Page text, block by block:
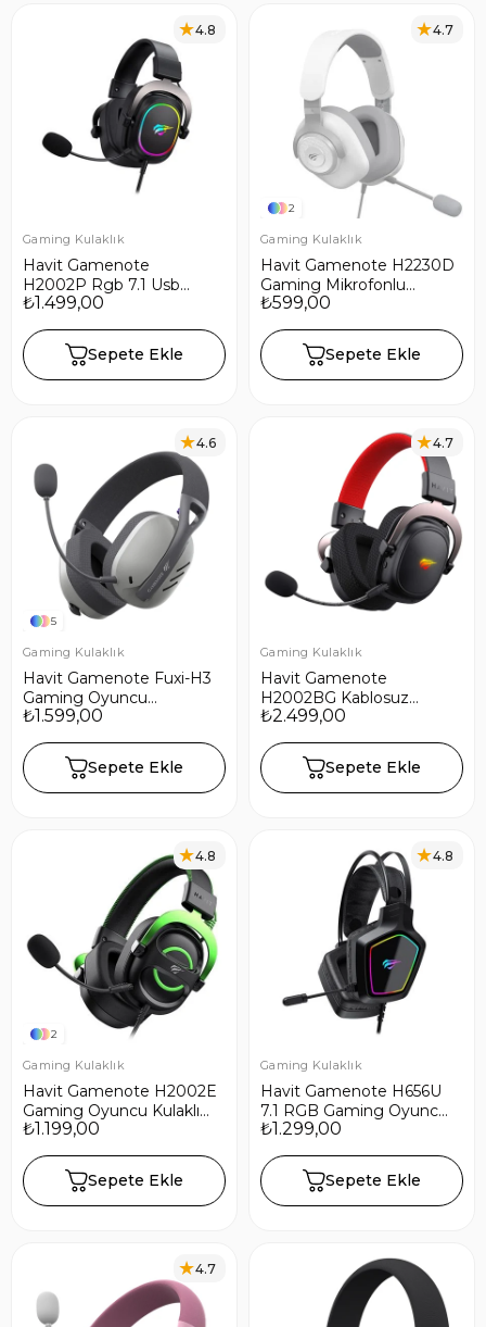
4.8
Gaming Kulaklık
Havit Gamenote
H2002P Rgb 7.1 Usb
Mikrofonlu Siyah Gaming
₺1.499,00
Sepete Ekle
2
4.7
Gaming Kulaklık
Havit Gamenote H2230D
Gaming Mikrofonlu
Oyuncu Kulaklığı 3.5mm
₺599,00
Sepete Ekle
5
4.6
Gaming Kulaklık
Havit Gamenote Fuxi-H3
Gaming Oyuncu
Mikrofonlu Kulaklığı 7.1-4
C, 3.5mm) - Gri
₺1.599,00
Sepete Ekle
4.7
Gaming Kulaklık
Havit Gamenote
H2002BG Kablosuz
Gaming Kulaklık, 7.1
Bağlantı, Mikrofonlu, RGB
Işıklı - Siyah
₺2.499,00
Sepete Ekle
2
4.8
Gaming Kulaklık
Havit Gamenote H2002E
Gaming Oyuncu Kulaklığı
- Yeşil
₺1.199,00
Sepete Ekle
4.8
Gaming Kulaklık
Havit Gamenote H656U
7.1 RGB Gaming Oyuncu
Kulaklığı - Siyah
₺1.299,00
Sepete Ekle
4.7